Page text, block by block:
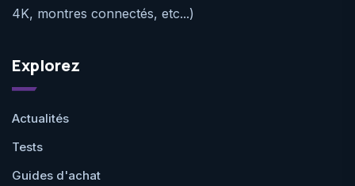
4K, montres connectés, etc...)
Explorez
Actualités
Tests
Guides d'achat